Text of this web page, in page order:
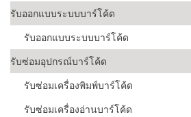
รับออกแบบระบบบาร์โค้ด
รับออกแบบระบบบาร์โค้ด
รับซ่อมอุปกรณ์บาร์โค้ด
รับซ่อมเครื่องพิมพ์บาร์โค้ด
รับซ่อมเครื่องอ่านบาร์โค้ด